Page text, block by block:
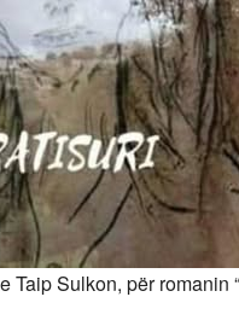
Taip Sulkon, për romanin